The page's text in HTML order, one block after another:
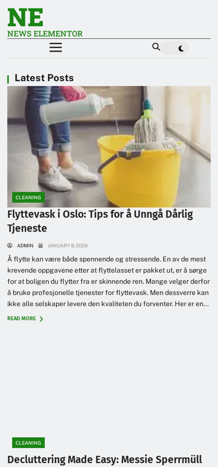
NE
NEWS ELEMENTOR
Latest Posts
CLEANING
Flyttevask i Oslo: Tips for å Unngå Dårlig
Tjeneste
ADMIN JANUARY 8, 2026
Å flytte kan være både spennende og stressende. En av de mest
krevende oppgavene etter at flyttelasset er pakket ut, er å sørge
for at boligen du flytter fra er skinnende ren. Mange velger derfor
å bruke profesjonelle tjenester for flyttevask. Men dessverre kan
ikke alle selskaper levere den kvaliteten du forventer. Her er en...
READ MORE
CLEANING
Decluttering Made Easy: Messie Sperrmüll